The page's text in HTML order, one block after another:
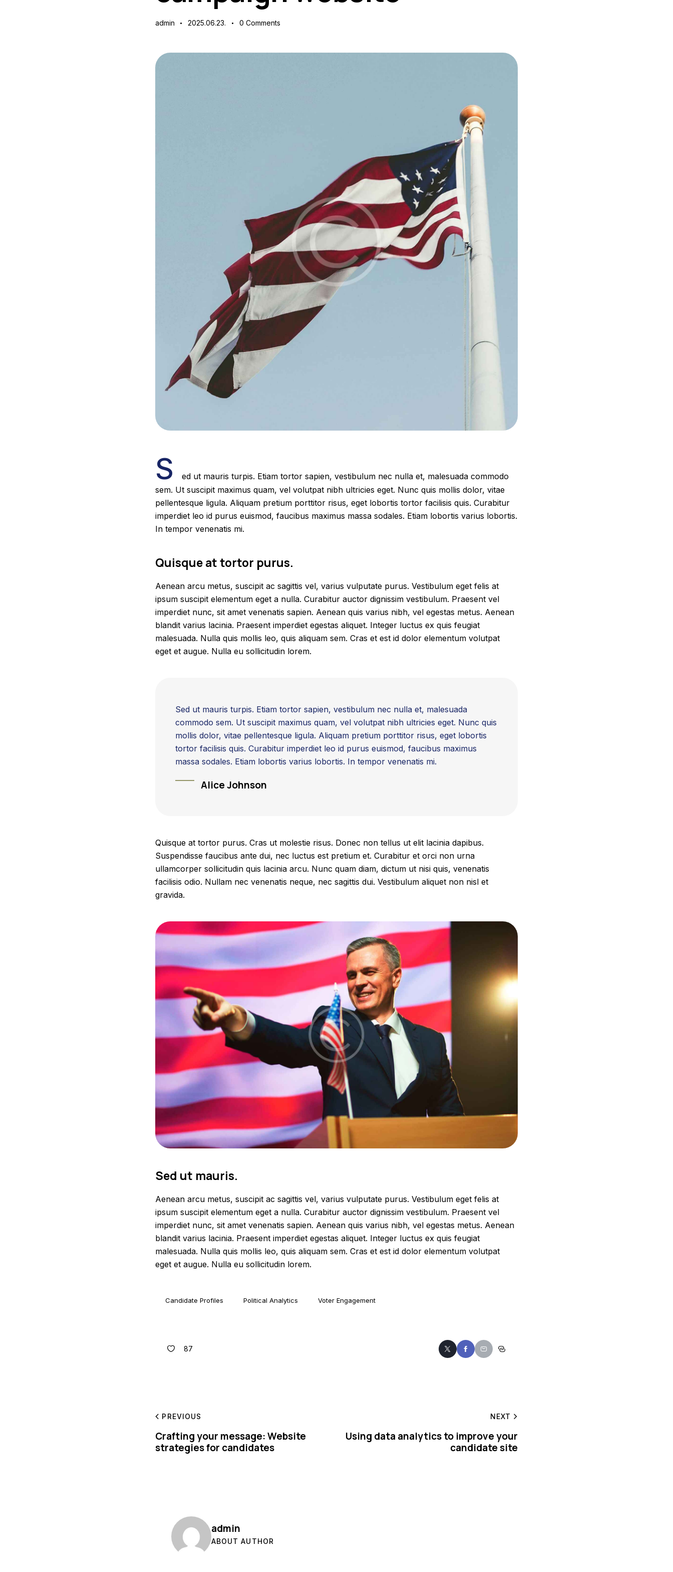
admin 2025.06.23. 0 Comments
S
ed ut mauris turpis. Etiam tortor sapien, vestibulum nec nulla et, malesuada commodo
sem. Ut suscipit maximus quam, vel volutpat nibh ultricies eget. Nunc quis mollis dolor, vitae
pellentesque ligula. Aliquam pretium porttitor risus, eget lobortis tortor facilisis quis. Curabitur
imperdiet leo id purus euismod, faucibus maximus massa sodales. Etiam lobortis varius lobortis.
In tempor venenatis mi.
Quisque at tortor purus.
Aenean arcu metus, suscipit ac sagittis vel, varius vulputate purus. Vestibulum eget felis at
ipsum suscipit elementum eget a nulla. Curabitur auctor dignissim vestibulum. Praesent vel
imperdiet nunc, sit amet venenatis sapien. Aenean quis varius nibh, vel egestas metus. Aenean
blandit varius lacinia. Praesent imperdiet egestas aliquet. Integer luctus ex quis feugiat
malesuada. Nulla quis mollis leo, quis aliquam sem. Cras et est id dolor elementum volutpat
eget et augue. Nulla eu sollicitudin lorem.
Sed ut mauris turpis. Etiam tortor sapien, vestibulum nec nulla et, malesuada
commodo sem. Ut suscipit maximus quam, vel volutpat nibh ultricies eget. Nunc quis
mollis dolor, vitae pellentesque ligula. Aliquam pretium porttitor risus, eget lobortis
tortor facilisis quis. Curabitur imperdiet leo id purus euismod, faucibus maximus
massa sodales. Etiam lobortis varius lobortis. In tempor venenatis mi.
Alice Johnson
Quisque at tortor purus. Cras ut molestie risus. Donec non tellus ut elit lacinia dapibus.
Suspendisse faucibus ante dui, nec luctus est pretium et. Curabitur et orci non urna
ullamcorper sollicitudin quis lacinia arcu. Nunc quam diam, dictum ut nisi quis, venenatis
facilisis odio. Nullam nec venenatis neque, nec sagittis dui. Vestibulum aliquet non nisl et
gravida.
Sed ut mauris.
Aenean arcu metus, suscipit ac sagittis vel, varius vulputate purus. Vestibulum eget felis at
ipsum suscipit elementum eget a nulla. Curabitur auctor dignissim vestibulum. Praesent vel
imperdiet nunc, sit amet venenatis sapien. Aenean quis varius nibh, vel egestas metus. Aenean
blandit varius lacinia. Praesent imperdiet egestas aliquet. Integer luctus ex quis feugiat
malesuada. Nulla quis mollis leo, quis aliquam sem. Cras et est id dolor elementum volutpat
eget et augue. Nulla eu sollicitudin lorem.
Candidate Profiles Political Analytics Voter Engagement
87
PREVIOUS
Crafting your message: Website
strategies for candidates
NEXT
Using data analytics to improve your
candidate site
admin
ABOUT AUTHOR